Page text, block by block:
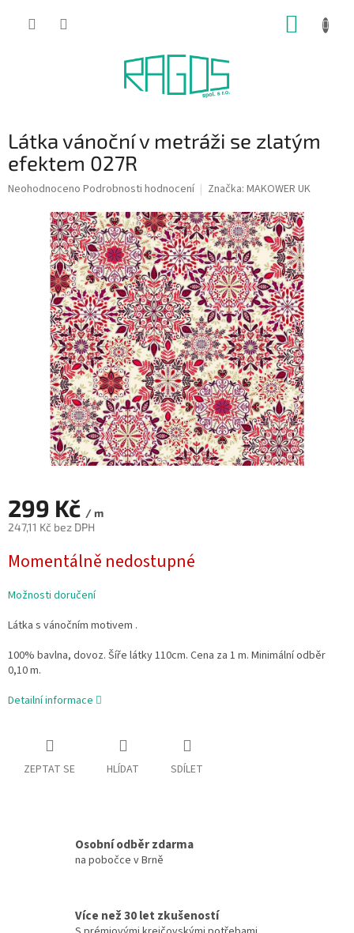
Látka vánoční v metráži se zlatým
efektem 027R
Průměrné
produktu
hvězdiček.
Neohodnoceno Podrobnosti hodnocení Značka: MAKOWER UK
299 Kč / m
247,11 Kč bez DPH
cena:
Momentálně nedostupné
Možnosti doručení
Látka s vánočním motivem .
100% bavlna, dovoz. Šíře látky 110cm. Cena za 1 m. Minimální odběr
0,10 m.
Detailní informace
ZEPTAT SE HLÍDAT SDÍLET
Osobní odběr zdarma
na pobočce v Brně
Více než 30 let zkušeností